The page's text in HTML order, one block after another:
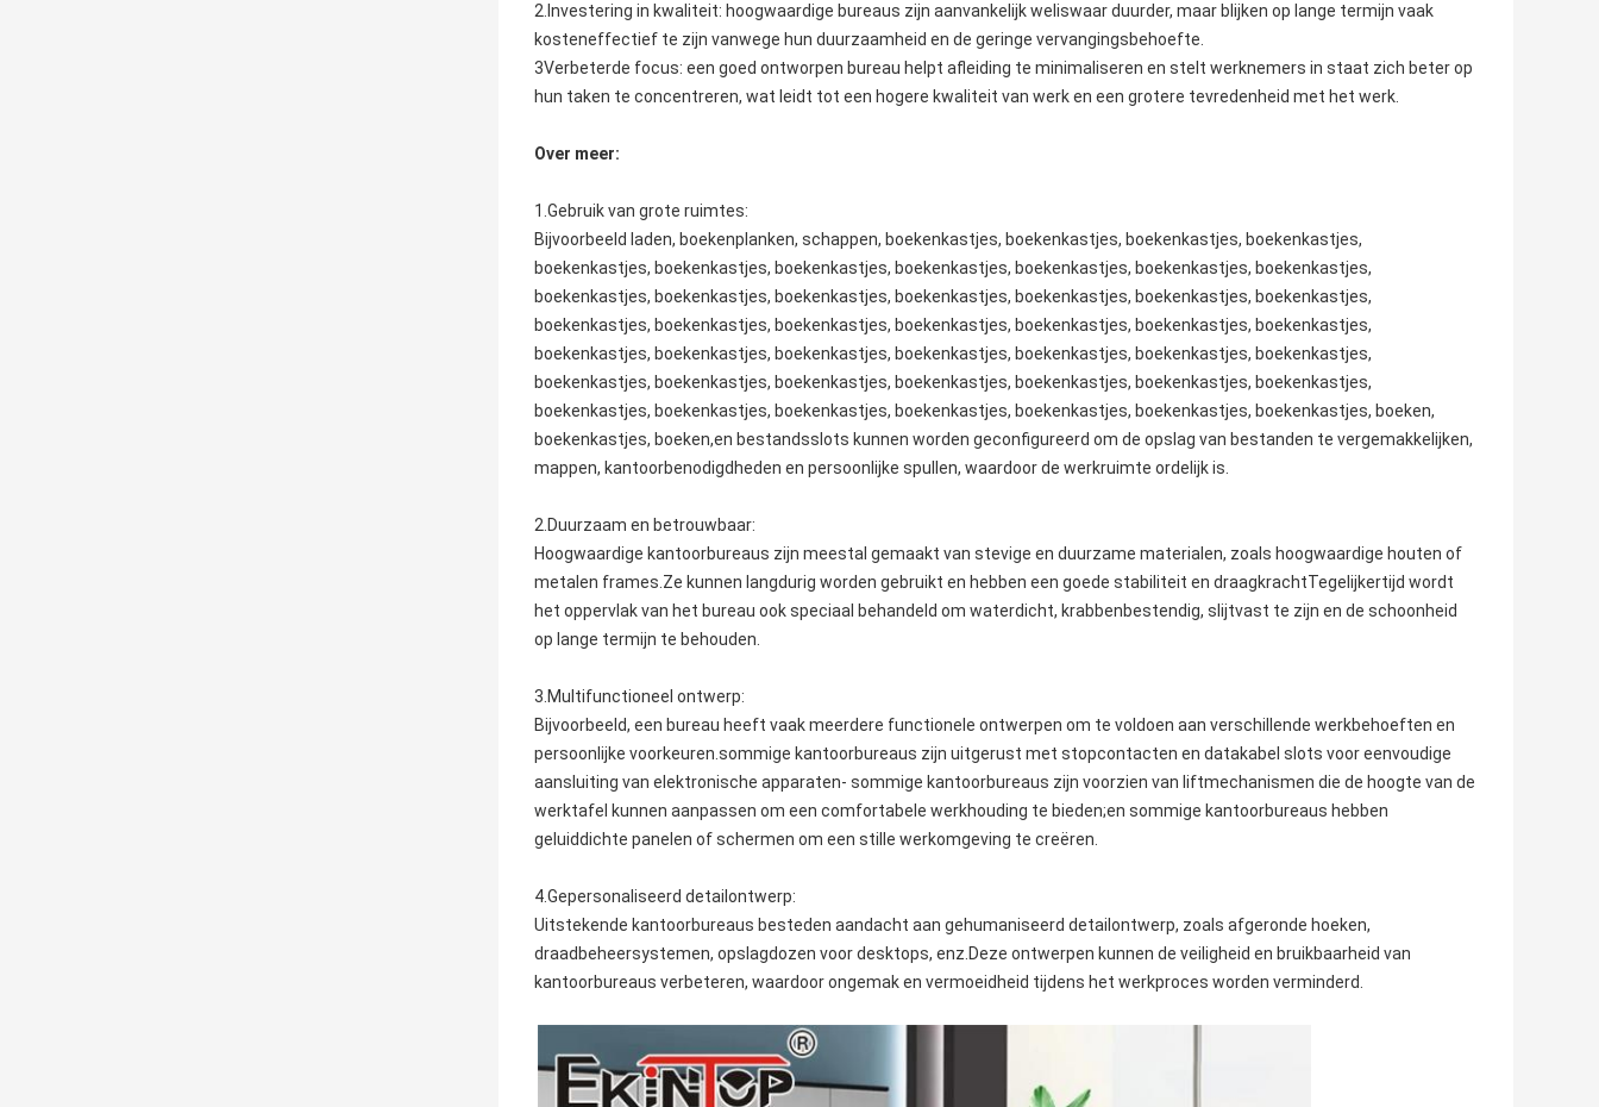
2.Investering in kwaliteit: hoogwaardige bureaus zijn aanvankelijk weliswaar duurder, maar blijken op lange termijn vaak
kosteneffectief te zijn vanwege hun duurzaamheid en de geringe vervangingsbehoefte.
3Verbeterde focus: een goed ontworpen bureau helpt afleiding te minimaliseren en stelt werknemers in staat zich beter op
hun taken te concentreren, wat leidt tot een hogere kwaliteit van werk en een grotere tevredenheid met het werk.
Over meer:
1.Gebruik van grote ruimtes:
Bijvoorbeeld laden, boekenplanken, schappen, boekenkastjes, boekenkastjes, boekenkastjes, boekenkastjes,
boekenkastjes, boekenkastjes, boekenkastjes, boekenkastjes, boekenkastjes, boekenkastjes, boekenkastjes,
boekenkastjes, boekenkastjes, boekenkastjes, boekenkastjes, boekenkastjes, boekenkastjes, boekenkastjes,
boekenkastjes, boekenkastjes, boekenkastjes, boekenkastjes, boekenkastjes, boekenkastjes, boekenkastjes,
boekenkastjes, boekenkastjes, boekenkastjes, boekenkastjes, boekenkastjes, boekenkastjes, boekenkastjes,
boekenkastjes, boekenkastjes, boekenkastjes, boekenkastjes, boekenkastjes, boekenkastjes, boekenkastjes,
boekenkastjes, boekenkastjes, boekenkastjes, boekenkastjes, boekenkastjes, boekenkastjes, boekenkastjes, boeken,
boekenkastjes, boeken,en bestandsslots kunnen worden geconfigureerd om de opslag van bestanden te vergemakkelijken,
mappen, kantoorbenodigdheden en persoonlijke spullen, waardoor de werkruimte ordelijk is.
2.Duurzaam en betrouwbaar:
Hoogwaardige kantoorbureaus zijn meestal gemaakt van stevige en duurzame materialen, zoals hoogwaardige houten of
metalen frames.Ze kunnen langdurig worden gebruikt en hebben een goede stabiliteit en draagkrachtTegelijkertijd wordt
het oppervlak van het bureau ook speciaal behandeld om waterdicht, krabbenbestendig, slijtvast te zijn en de schoonheid
op lange termijn te behouden.
3.Multifunctioneel ontwerp:
Bijvoorbeeld, een bureau heeft vaak meerdere functionele ontwerpen om te voldoen aan verschillende werkbehoeften en
persoonlijke voorkeuren.sommige kantoorbureaus zijn uitgerust met stopcontacten en datakabel slots voor eenvoudige
aansluiting van elektronische apparaten- sommige kantoorbureaus zijn voorzien van liftmechanismen die de hoogte van de
werktafel kunnen aanpassen om een comfortabele werkhouding te bieden;en sommige kantoorbureaus hebben
geluiddichte panelen of schermen om een stille werkomgeving te creëren.
4.Gepersonaliseerd detailontwerp:
Uitstekende kantoorbureaus besteden aandacht aan gehumaniseerd detailontwerp, zoals afgeronde hoeken,
draadbeheersystemen, opslagdozen voor desktops, enz.Deze ontwerpen kunnen de veiligheid en bruikbaarheid van
kantoorbureaus verbeteren, waardoor ongemak en vermoeidheid tijdens het werkproces worden verminderd.